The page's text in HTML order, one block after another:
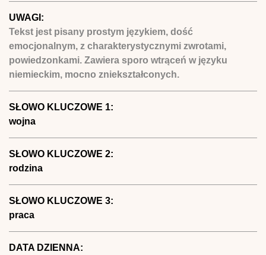
UWAGI:
Tekst jest pisany prostym językiem, dość
emocjonalnym, z charakterystycznymi zwrotami,
powiedzonkami. Zawiera sporo wtrąceń w języku
niemieckim, mocno zniekształconych.
SŁOWO KLUCZOWE 1:
wojna
SŁOWO KLUCZOWE 2:
rodzina
SŁOWO KLUCZOWE 3:
praca
DATA DZIENNA: